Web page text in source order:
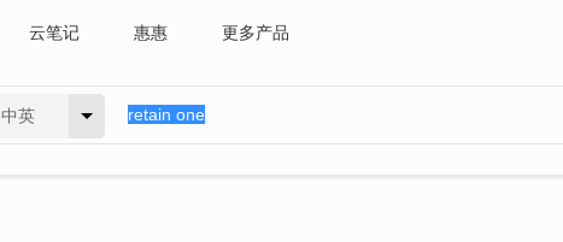
云笔记 惠惠 更多产品
中英